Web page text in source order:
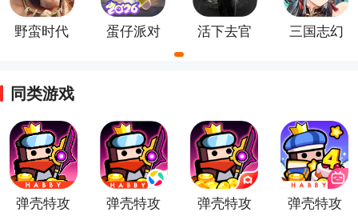
野蛮时代
蛋仔派对
活下去官
三国志幻
同类游戏
弹壳特攻
弹壳特攻
弹壳特攻
弹壳特攻